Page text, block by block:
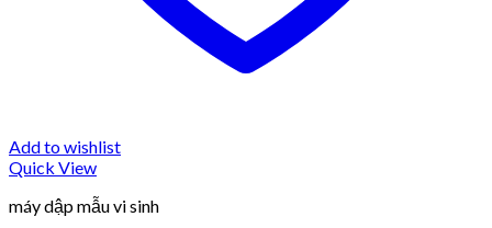
Add to wishlist
Quick View
máy dập mẫu vi sinh